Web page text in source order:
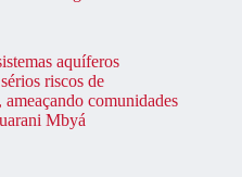
aquíferos
riscos de
comunidades
Mbyá